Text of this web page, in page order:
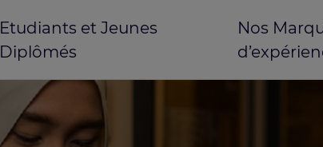
Etudiants et Jeunes
Diplômés
Nos